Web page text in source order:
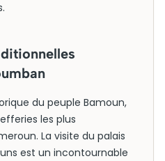
du peuple Bamoun,
les plus
La visite du palais
est un incontournable